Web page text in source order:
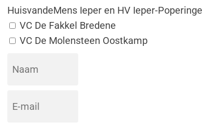
HuisvandeMens Ieper en HV Ieper-Poperinge
VC De Fakkel Bredene
VC De Molensteen Oostkamp